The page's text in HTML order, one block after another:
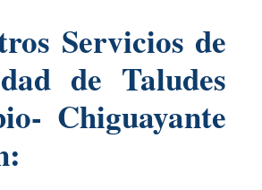
Servicios de
de Taludes
Chiguayante